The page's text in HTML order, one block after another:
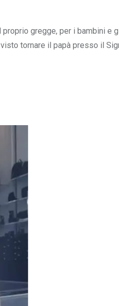
gregge, per i bambini e
tornare il papà presso il